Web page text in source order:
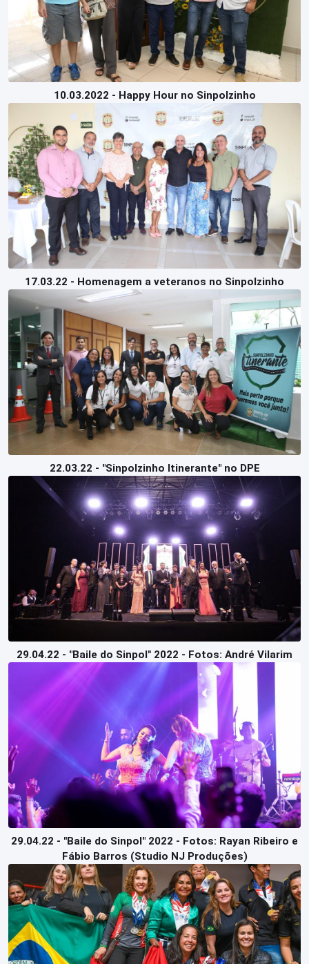
10.03.2022 - Happy Hour no Sinpolzinho
17.03.22 - Homenagem a veteranos no Sinpolzinho
22.03.22 - "Sinpolzinho Itinerante" no DPE
29.04.22 - "Baile do Sinpol" 2022 - Fotos: André Vilarim
29.04.22 - "Baile do Sinpol" 2022 - Fotos: Rayan Ribeiro e
Fábio Barros (Studio NJ Produções)